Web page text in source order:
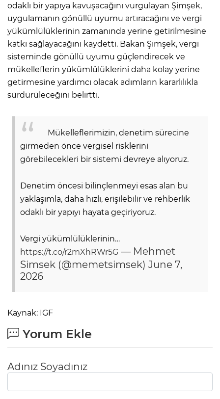
odaklı bir yapıya kavuşacağını vurgulayan Şimşek,
uygulamanın gönüllü uyumu artıracağını ve vergi
yükümlülüklerinin zamanında yerine getirilmesine
katkı sağlayacağını kaydetti. Bakan Şimşek, vergi
sisteminde gönüllü uyumu güçlendirecek ve
mükelleflerin yükümlülüklerini daha kolay yerine
getirmesine yardımcı olacak adımların kararlılıkla
sürdürüleceğini belirtti.
Mükelleflerimizin, denetim sürecine
girmeden önce vergisel risklerini
görebilecekleri bir sistemi devreye alıyoruz.
Denetim öncesi bilinçlenmeyi esas alan bu
yaklaşımla, daha hızlı, erişilebilir ve rehberlik
odaklı bir yapıyı hayata geçiriyoruz.
Vergi yükümlülüklerinin…
https://t.co/r2mXhRWr5G — Mehmet
Simsek (@memetsimsek) June 7,
2026
Kaynak: IGF
Yorum Ekle
Adınız Soyadınız